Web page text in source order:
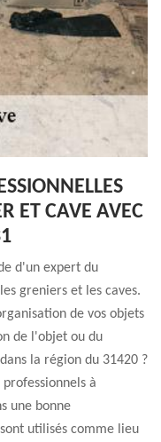
ET CAVE AVEC
d'un expert du
greniers et les caves.
de vos objets
de l'objet ou du
la région du 31420 ?
à
une bonne
utilisés comme lieu